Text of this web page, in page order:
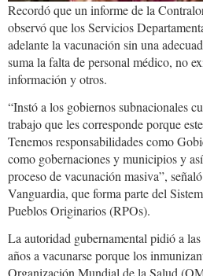
Recordó que un informe de la
observó que los Servicios
adelante la vacunación sin una
suma la falta de personal médico, no
información y otros.
“Instó a los gobiernos subnacionales
trabajo que les corresponde porque
Tenemos responsabilidades como
como gobernaciones y municipios y
proceso de vacunación masiva”,
Vanguardia, que forma parte del
Pueblos Originarios (RPOs).
La autoridad gubernamental pidió a las
años a vacunarse porque los
Organización Mundial de la Salud